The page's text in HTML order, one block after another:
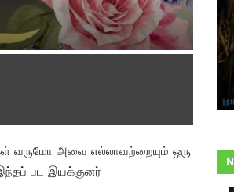
வருமோ அவை எல்லாவற்றையும் ஒரு
இந்தப் பட இயக்குனர்